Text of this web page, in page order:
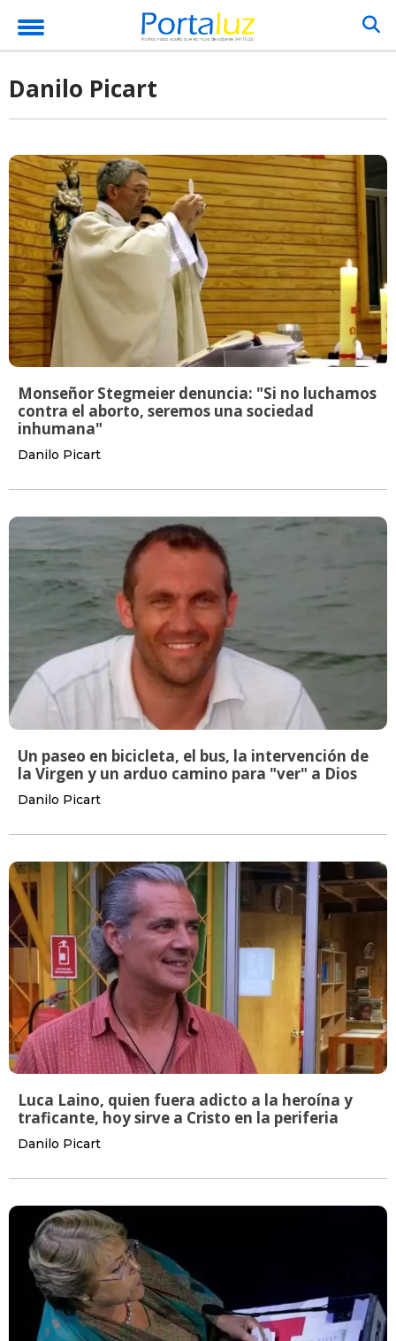
Danilo Picart
Monseñor Stegmeier denuncia: "Si no luchamos
contra el aborto, seremos una sociedad
inhumana"
Danilo Picart
Un paseo en bicicleta, el bus, la intervención de
la Virgen y un arduo camino para "ver" a Dios
Danilo Picart
Luca Laino, quien fuera adicto a la heroína y
traficante, hoy sirve a Cristo en la periferia
Danilo Picart